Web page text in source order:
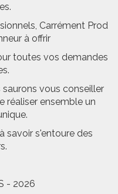
Carrément Prod
à offrir
toutes vos demandes
vous conseiller
réaliser ensemble un
savoir s'entoure des
- 2026